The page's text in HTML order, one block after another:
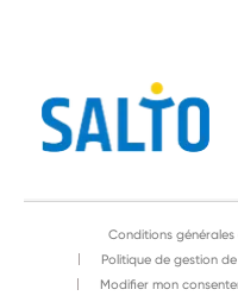
Conditions
Politique de gestion
Modifier mon